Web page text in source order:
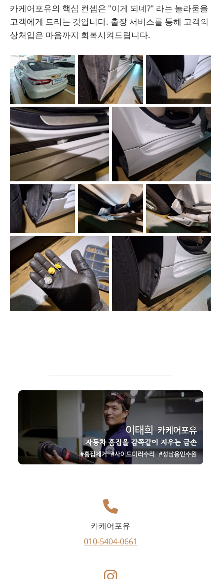
카케어포유의 핵심 컨셉은 "이게 되네?" 라는 놀라움을
고객에게 드리는 것입니다. 출장 서비스를 통해 고객의
상처입은 마음까지 회복시켜드립니다.
카케어포유
010-5404-0661